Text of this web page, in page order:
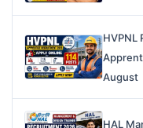
HVPNL
August
HAL